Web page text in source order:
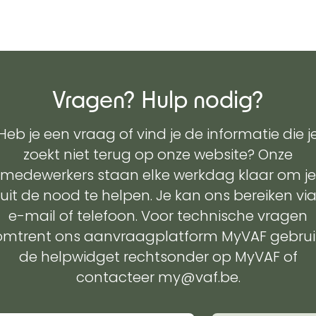
Vragen? Hulp nodig?
je een vraag of vind je de informatie die
zoekt niet terug op onze website? Onze
medewerkers staan elke werkdag klaar om je
uit de nood te helpen. Je kan ons bereiken via
e-mail of telefoon. Voor technische vragen
ons aanvraagplatform MyVAF
de helpwidget rechtsonder op MyVAF of
contacteer my@vaf.be.